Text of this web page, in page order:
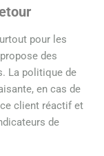
pour les
des
La politique de
en cas de
client réactif et
de